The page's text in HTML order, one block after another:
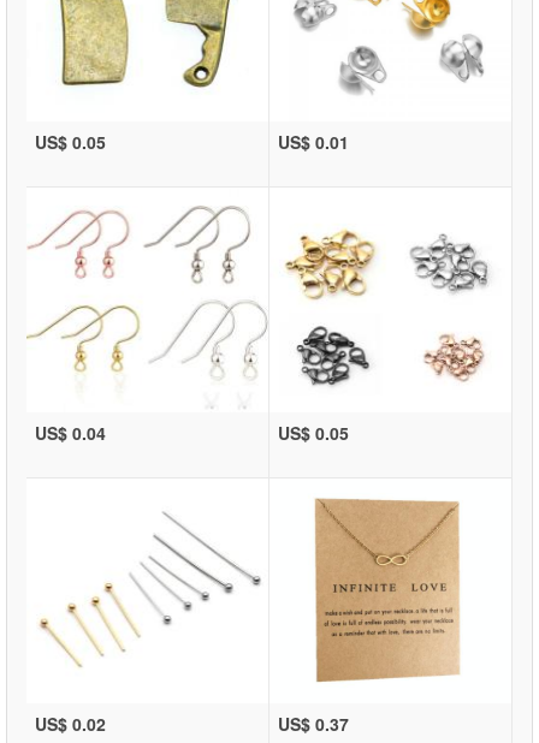
US$ 0.05 US$ 0.01
US$ 0.04 US$ 0.05
US$ 0.02 US$ 0.37